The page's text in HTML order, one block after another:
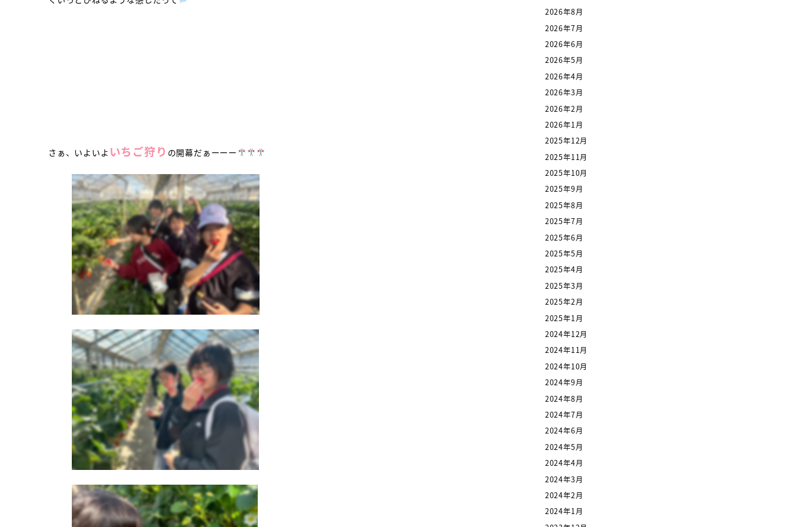
さぁ、いよいよ いちご狩り の開幕だぁーーー
2026年8月
2026年7月
2026年6月
2026年5月
2026年4月
2026年3月
2026年2月
2026年1月
2025年12月
2025年11月
2025年10月
2025年9月
2025年8月
2025年7月
2025年6月
2025年5月
2025年4月
2025年3月
2025年2月
2025年1月
2024年12月
2024年11月
2024年10月
2024年9月
2024年8月
2024年7月
2024年6月
2024年5月
2024年4月
2024年3月
2024年2月
2024年1月